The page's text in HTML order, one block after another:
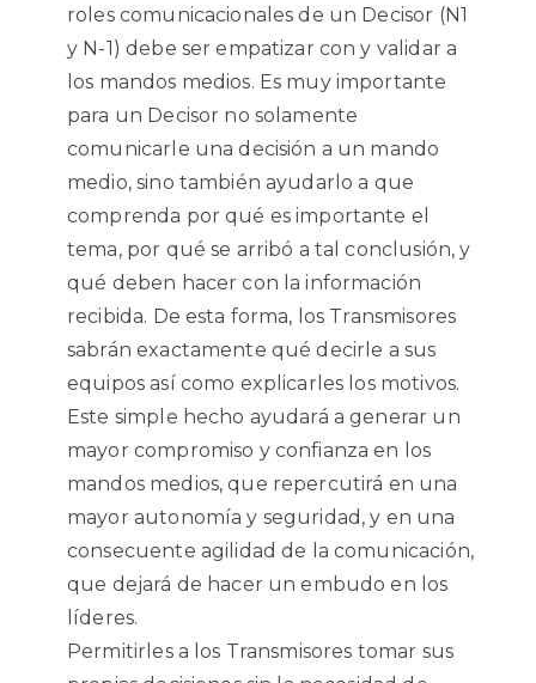
roles comunicacionales de un Decisor (N1
y N-1) debe ser empatizar con y validar a
los mandos medios. Es muy importante
para un Decisor no solamente
comunicarle una decisión a un mando
medio, sino también ayudarlo a que
comprenda por qué es importante el
tema, por qué se arribó a tal conclusión, y
qué deben hacer con la información
recibida. De esta forma, los Transmisores
sabrán exactamente qué decirle a sus
equipos así como explicarles los motivos.
Este simple hecho ayudará a generar un
mayor compromiso y confianza en los
mandos medios, que repercutirá en una
mayor autonomía y seguridad, y en una
consecuente agilidad de la comunicación,
que dejará de hacer un embudo en los
líderes.
Permitirles a los Transmisores tomar sus